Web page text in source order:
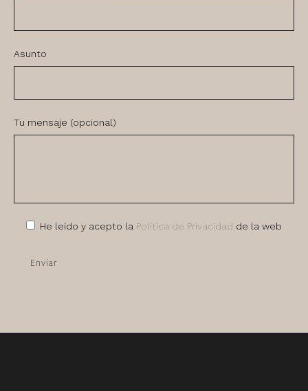
Asunto
Tu mensaje (opcional)
He leído y acepto la Política de Privacidad de la web